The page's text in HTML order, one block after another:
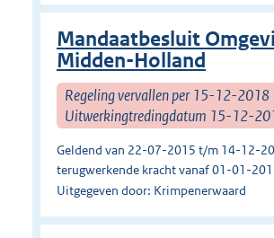
Mandaatbesluit
Midden-Holland
Regeling vervallen per 15-12-2018
Uitwerkingtredingdatum 15-12-
Geldend van 22-07-2015 t/m 14-12-
terugwerkende kracht vanaf 01-01-
Uitgegeven door: Krimpenerwaard